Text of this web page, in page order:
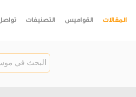
المقالات القواميس التصنيفات